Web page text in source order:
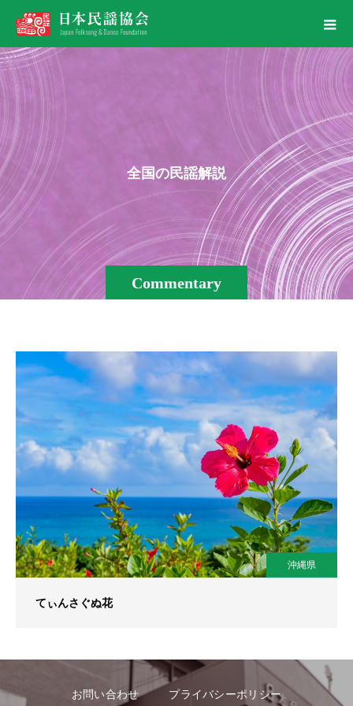
Commentary
全国の民謡解説
沖縄県
てぃんさぐぬ花
お問い合わせ プライバシーポリシー